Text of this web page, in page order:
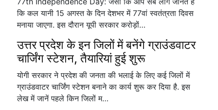
कि कल यानी 15 अगस्त के दिन देशभर में 77वां स्वतंत्रता दिवस
मनाया जाएगा. इस दौरान यूपी सरकार करोड़ों…
उत्तर प्रदेश के इन जिलों में बनेंगे ग्राउंडवाटर
चार्जिंग स्टेशन, तैयारियां हुई शुरू
योगी सरकार ने प्रदेश की जनता की भलाई के लिए कई जिलों में
ग्राउंडवाटर चार्जिंग स्टेशन बनाने का कार्य शुरू कर दिया है. इस
लेख में जानें पहले किन जिलों म…